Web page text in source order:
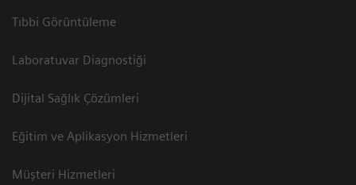
Tıbbi Görüntüleme
Laboratuvar Diagnostiği
Dijital Sağlık Çözümleri
Eğitim ve Aplikasyon Hizmetleri
Müşteri Hizmetleri